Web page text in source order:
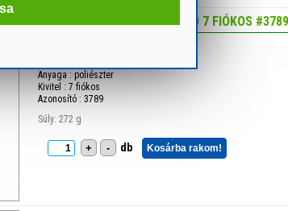
DRAUMET SZERSZÁMTARTÓ 7 FIÓKOS #3789
Anyaga : poliészter
Kivitel : 7 fiókos
Azonosító : 3789
Súly: 272 g
+ - db Kosárba rakom!